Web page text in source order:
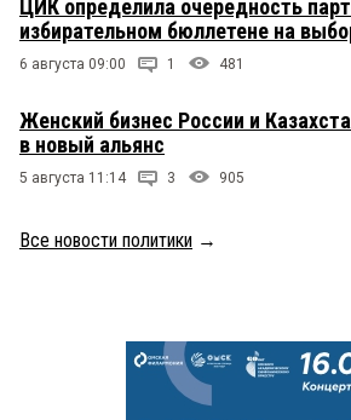
ЦИК определила очередность
избирательном бюллетене на
6 августа 09:00 1 481
Женский бизнес России и
в новый альянс
5 августа 11:14 3 905
Все новости политики →